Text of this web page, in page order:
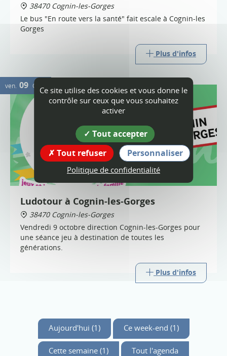
38470 Cognin-les-Gorges
Le bus "En route vers la santé" fait escale à Cognin-les
Gorges
Plus d'infos
ven. 09 OCT.
Ludotour à Cognin-les-Gorges
38470 Cognin-les-Gorges
Vendredi 9 octobre direction Cognin-les-Gorges pour
une séance jeu à destination de toutes les
générations.
Plus d'infos
Aujourd'hui (1) Ce week-end (1)
Cette semaine (1) Tout l'agenda
Ce site utilise des cookies et vous donne le
contrôle sur ceux que vous souhaitez
activer
Tout accepter
Tout refuser
Personnaliser
Politique de confidentialité